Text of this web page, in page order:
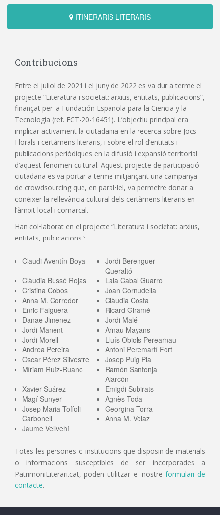
ITINERARIS LITERARIS
Contribucions
Entre el juliol de 2021 i el juny de 2022 es va dur a terme el
projecte “Literatura i societat: arxius, entitats, publicacions”,
finançat per la Fundación Española para la Ciencia y la
Tecnología (ref. FCT-20-16451). L’objectiu principal era
implicar activament la ciutadania en la recerca sobre Jocs
Florals i certàmens literaris, i sobre el rol d’entitats i
publicacions periòdiques en la difusió i expansió territorial
d’aquest fenomen cultural. Aquest projecte de participació
ciutadana es va portar a terme mitjançant una campanya
de crowdsourcing que, en paral•lel, va permetre donar a
conèixer la rellevància cultural dels certàmens literaris en
l’àmbit local i comarcal.
Han col•laborat en el projecte “Literatura i societat: arxius,
entitats, publicacions”:
Claudi Aventín-Boya
Jordi Berenguer
Queraltó
Clàudia Bussé Rojas
Laia Cabal Guarro
Cristina Cobos
Joan Cornudella
Anna M. Corredor
Clàudia Costa
Enric Falguera
Ricard Giramé
Danae Jimenez
Jordi Malé
Jordi Manent
Arnau Mayans
Jordi Morell
Lluís Obiols Perearnau
Andrea Pereira
Antoni Peremartí Fort
Òscar Pérez Silvestre
Josep Puig Pla
Míriam Ruíz-Ruano
Ramón Santonja
Alarcón
Xavier Suárez
Emigdi Subirats
Magí Sunyer
Agnès Toda
Josep Maria Toffoli
Carbonell
Georgina Torra
Anna M. Velaz
Jaume Vellvehí
Totes les persones o institucions que disposin de materials
o informacions susceptibles de ser incorporades a
PatrimoniLiterari.cat, poden utilitzar el nostre formulari de
contacte.